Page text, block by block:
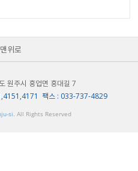
맨위로
원주시 흥업면 흥대길 7
팩스 : 033-737-4829
si. All Rights Reserved